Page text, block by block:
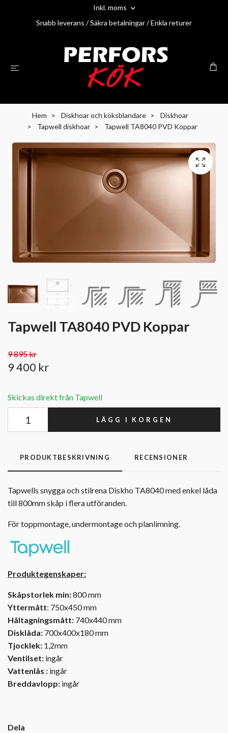
Inkl. moms
Snabb leverans / Säkra betalningar / Enkla returer
Hem Diskhoar och köksblandare
Diskhoar
Tapwell diskhoar
Tapwell TA8040 PVD Koppar
Tapwell TA8040 PVD Koppar
9 895 kr
9 400 kr
Skickas direkt från Tapwell
LÄGG I KORGEN
PRODUKTBESKRIVNING RECENSIONER
Tapwells snygga och stilrena Diskho TA8040 med enkel låda
till 800mm skåp i flera utföranden.
För toppmontage, undermontage och planlimning.
Produktegenskaper:
Skåpstorlek min:800 mm
Yttermått: 750x450 mm
Håltagningsmått: 740x440 mm
Disklåda: 700x400x180 mm
Tjocklek: 1,2mm
Ventilset: ingår
Vattenlås : ingår
Breddavlopp: ingår
Dela